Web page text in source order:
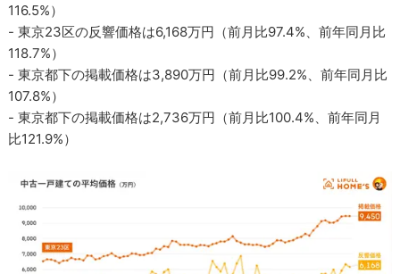
116.5%）
- 東京23区の反響価格は6,168万円（前月比97.4%、前年同月比
118.7%）
- 東京都下の掲載価格は3,890万円（前月比99.2%、前年同月比
107.8%）
- 東京都下の掲載価格は2,736万円（前月比100.4%、前年同月
比121.9%）